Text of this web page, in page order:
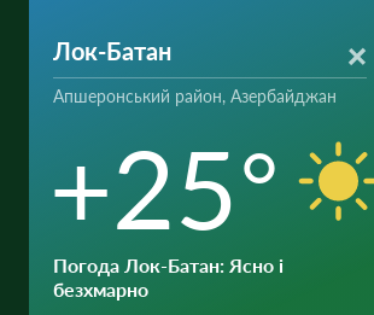
Лок-Батан
Апшеронський район, Азербайджан
+25°
Погода Лок-Батан: Ясно і
безхмарно